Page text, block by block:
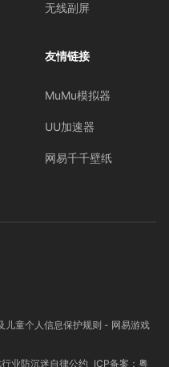
无线副屏
友情链接
MuMu模拟器
UU加速器
网易千千壁纸
儿童个人信息保护规则 - 网易游戏
业防沉迷自律公约 ICP备案：粤